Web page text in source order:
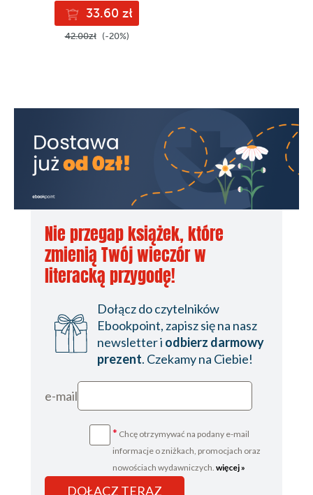
33.60 zł
42.00zł (-20%)
Nie przegap książek, które
zmienią Twój wieczór w
literacką przygodę!
Dołącz do czytelników
Ebookpoint, zapisz się na nasz
newsletter i odbierz darmowy
prezent. Czekamy na Ciebie!
e-mail
* Chcę otrzymywać na podany e-mail
informacje o zniżkach, promocjach oraz
nowościach wydawniczych. więcej »
DOŁĄCZ TERAZ